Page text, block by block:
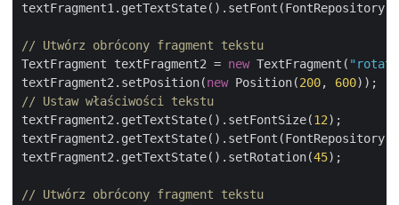
// Utwórz obrócony fragment tekstu
TextFragment textFragment2 = new TextFragment(
textFragment2.setPosition(new Position(200, 600
// Ustaw właściwości tekstu
textFragment2.getTextState().setFontSize(12);
textFragment2.getTextState().setRotation(45);
// Utwórz obrócony fragment tekstu